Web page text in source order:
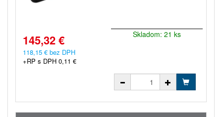
145,32 €
118,15 € bez DPH
+RP s DPH 0,11 €
Skladom: 21 ks